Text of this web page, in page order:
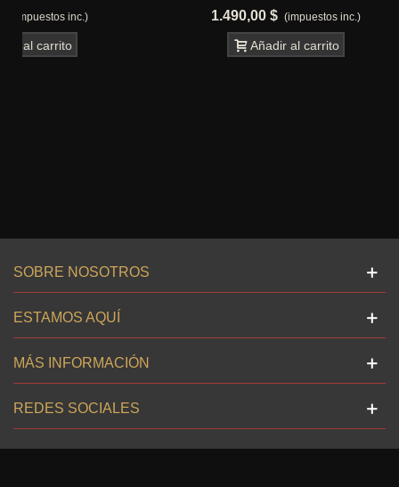
Alcancia Chibi
(impuestos inc.)
Añadir al carrito
SOBRE NOSOTROS
ESTAMOS AQUÍ
MÁS INFORMACIÓN
REDES SOCIALES